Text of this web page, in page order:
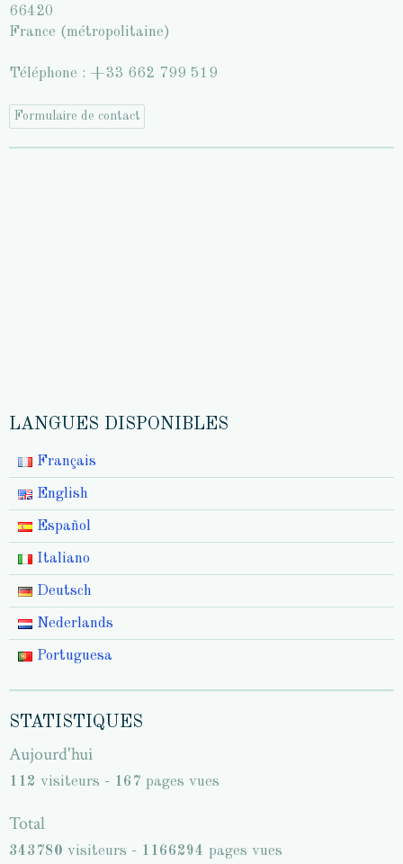
66420
France (métropolitaine)
Téléphone : +33 662 799 519
Formulaire de contact
LANGUES DISPONIBLES
Français
English
Español
Italiano
Deutsch
Nederlands
Portuguesa
STATISTIQUES
Aujourd'hui
112 visiteurs - 167 pages vues
Total
343780 visiteurs - 1166294 pages vues